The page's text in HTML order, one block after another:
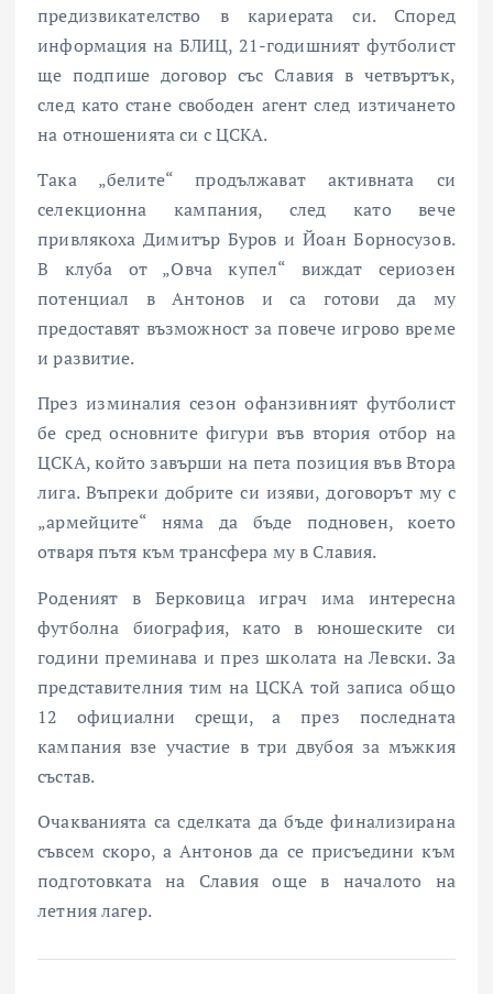
предизвикателство в кариерата си. Според
информация на БЛИЦ, 21-годишният футболист
ще подпише договор със Славия в четвъртък,
след като стане свободен агент след изтичането
на отношенията си с ЦСКА.
Така „белите“ продължават активната си
селекционна кампания, след като вече
привлякоха Димитър Буров и Йоан Борносузов.
В клуба от „Овча купел“ виждат сериозен
потенциал в Антонов и са готови да му
предоставят възможност за повече игрово време
и развитие.
През изминалия сезон офанзивният футболист
бе сред основните фигури във втория отбор на
ЦСКА, който завърши на пета позиция във Втора
лига. Въпреки добрите си изяви, договорът му с
„армейците“ няма да бъде подновен, което
отваря пътя към трансфера му в Славия.
Роденият в Берковица играч има интересна
футболна биография, като в юношеските си
години преминава и през школата на Левски. За
представителния тим на ЦСКА той записа общо
12 официални срещи, а през последната
кампания взе участие в три двубоя за мъжкия
състав.
Очакванията са сделката да бъде финализирана
съвсем скоро, а Антонов да се присъедини към
подготовката на Славия още в началото на
летния лагер.